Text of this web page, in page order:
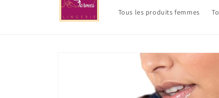
Tous les produits femmes